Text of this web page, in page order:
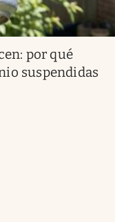
por qué
suspendidas